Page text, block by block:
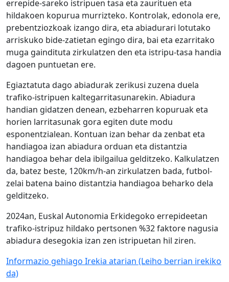
errepide-sareko istripuen tasa eta zaurituen eta
hildakoen kopurua murrizteko. Kontrolak, edonola ere,
prebentziozkoak izango dira, eta abiadurari lotutako
arriskuko bide-zatietan egingo dira, bai eta ezarritako
muga gaindituta zirkulatzen den eta istripu-tasa handia
dagoen puntuetan ere.
Egiaztatuta dago abiadurak zerikusi zuzena duela
trafiko-istripuen kaltegarritasunarekin. Abiadura
handian gidatzen denean, ezbeharren kopuruak eta
horien larritasunak gora egiten dute modu
esponentzialean. Kontuan izan behar da zenbat eta
handiagoa izan abiadura orduan eta distantzia
handiagoa behar dela ibilgailua gelditzeko. Kalkulatzen
da, batez beste, 120km/h-an zirkulatzen bada, futbol-
zelai batena baino distantzia handiagoa beharko dela
gelditzeko.
2024an, Euskal Autonomia Erkidegoko errepideetan
trafiko-istripuz hildako pertsonen %32 faktore nagusia
abiadura desegokia izan zen istripuetan hil ziren.
Informazio gehiago Irekia atarian (Leiho berrian irekiko
da)